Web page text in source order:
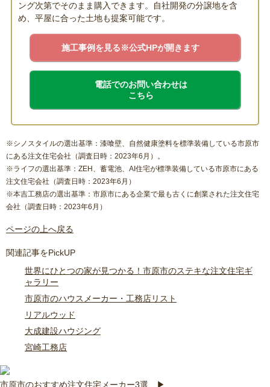
ング次第でそのまま購入できます。自社開発の分譲地を含
め、平屋に合った土地も提案可能です。
施工事例を見る※公式HPが開きます
電話でのお問い合わせは
こちら
※シノスタイルの選出基準：漆喰壁、自然健康塗料を標準装備している市原市
にある注文住宅会社（調査日時：2023年6月）。
※ライフの選出基準：ZEH、蓄電池、AI住宅が標準装備している市原市にある
注文住宅会社（調査日時：2023年6月）
※本吉工務店の選出基準：市原市にある企業で最も古くに創業された注文住宅
会社（調査日時：2023年6月）
ページの上へ戻る
関連記事をPickUP
世界にひとつの家が見つかる！市原市のステキな注文住宅ギ
ャラリー
市原市のハウスメーカー・工務店リスト
リアルウッド
大成建設ハウジング
宮崎工務店
市原市のおすすめ注文住宅メーカー3選 ▶